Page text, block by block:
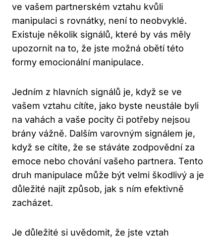
ve vašem partnerském vztahu kvůli
manipulaci s rovnátky, není to neobvyklé.
Existuje několik signálů, které by vás měly
upozornit na to, že jste možná obětí této
formy emocionální manipulace.
Jedním z hlavních signálů je, když se ve
vašem vztahu cítíte, jako byste neustále byli
na vahách a vaše pocity či potřeby nejsou
brány vážně. Dalším varovným signálem je,
když se cítíte, že se stáváte zodpovědní za
emoce nebo chování vašeho partnera. Tento
druh manipulace může být velmi škodlivý a je
důležité najít způsob, jak s ním efektivně
zacházet.
Je důležité si uvědomit, že jste vztah